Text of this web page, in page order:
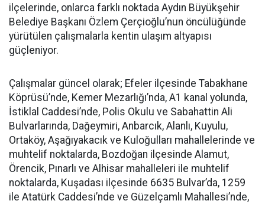
ilçelerinde, onlarca farklı noktada Aydın Büyükşehir
Belediye Başkanı Özlem Çerçioğlu’nun öncülüğünde
yürütülen çalışmalarla kentin ulaşım altyapısı
güçleniyor.
Çalışmalar güncel olarak; Efeler ilçesinde Tabakhane
Köprüsü’nde, Kemer Mezarlığı’nda, A1 kanal yolunda,
İstiklal Caddesi’nde, Polis Okulu ve Sabahattin Ali
Bulvarlarında, Dağeymiri, Anbarcık, Alanlı, Kuyulu,
Ortaköy, Aşağıyakacık ve Kuloğulları mahallelerinde ve
muhtelif noktalarda, Bozdoğan ilçesinde Alamut,
Örencik, Pınarlı ve Alhisar mahalleleri ile muhtelif
noktalarda, Kuşadası ilçesinde 6635 Bulvar’da, 1259
ile Atatürk Caddesi’nde ve Güzelçamlı Mahallesi’nde,